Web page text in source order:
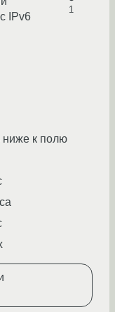
1
IPv6
ниже к полю